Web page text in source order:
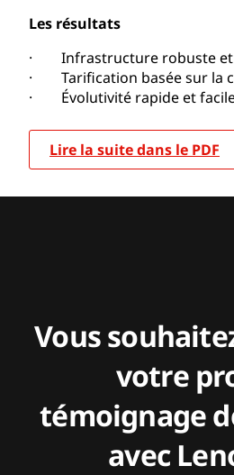
Les résultats
· Infrastructure robuste et
· Tarification basée sur la
· Évolutivité rapide et
Lire la suite dans le PDF
Vous
votre
témoignage
avec